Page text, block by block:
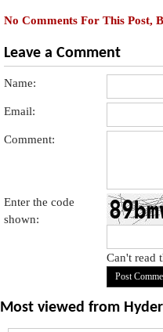
No Comments For This Post,
Leave a Comment
Name:
Email:
Comment:
Enter the code
shown:
Can't read
Most viewed from